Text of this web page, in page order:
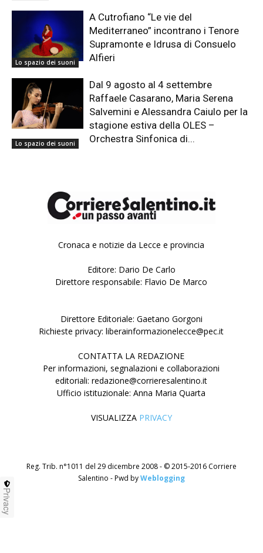
Lo spazio dei suoni
A Cutrofiano “Le vie del
Mediterraneo” incontrano i Tenore
Supramonte e Idrusa di Consuelo
Alfieri
Lo spazio dei suoni
Dal 9 agosto al 4 settembre
Raffaele Casarano, Maria Serena
Salvemini e Alessandra Caiulo per la
stagione estiva della OLES –
Orchestra Sinfonica di...
Cronaca e notizie da Lecce e provincia
Editore: Dario De Carlo
Direttore responsabile: Flavio De Marco
Direttore Editoriale: Gaetano Gorgoni
Richieste privacy: liberainformazionelecce@pec.it
CONTATTA LA REDAZIONE
Per informazioni, segnalazioni e collaborazioni
editoriali: redazione@corrieresalentino.it
Ufficio istituzionale: Anna Maria Quarta
VISUALIZZA PRIVACY
Reg. Trib. n°1011 del 29 dicembre 2008 - © 2015-2016 Corriere
Salentino - Pwd byWeblogging
Privacy